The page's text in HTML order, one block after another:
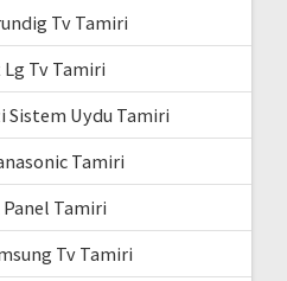
Tv Tamiri
Tv Tamiri
Sistem Uydu Tamiri
Tamiri
Tamiri
Tv Tamiri